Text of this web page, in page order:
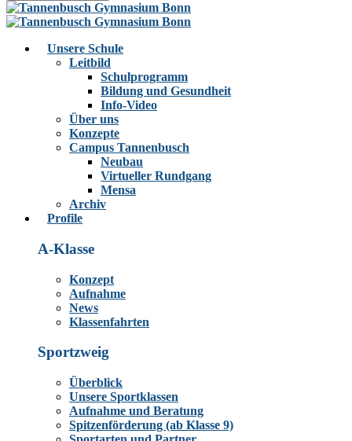
Unsere Schule
Leitbild
Schulprogramm
Bildung und Gesundheit
Info-Video
Über uns
Konzepte
Campus Tannenbusch
Neubau
Virtueller Rundgang
Mensa
Archiv
Profile
A-Klasse
Konzept
Aufnahme
News
Klassenfahrten
Sportzweig
Überblick
Unsere Sportklassen
Aufnahme und Beratung
Spitzenförderung (ab Klasse 9)